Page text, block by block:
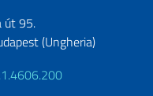
út 95.
(Ungheria)